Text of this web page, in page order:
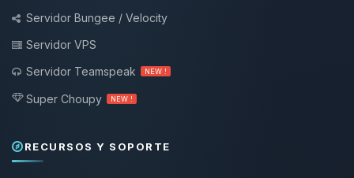
Servidor Bungee / Velocity
Servidor VPS
Servidor Teamspeak
NEW !
Super Choupy NEW !
RECURSOS Y SOPORTE